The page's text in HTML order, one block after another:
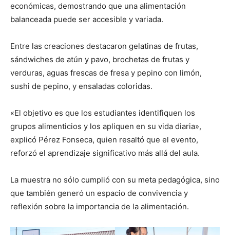
económicas, demostrando que una alimentación
balanceada puede ser accesible y variada.
Entre las creaciones destacaron gelatinas de frutas,
sándwiches de atún y pavo, brochetas de frutas y
verduras, aguas frescas de fresa y pepino con limón,
sushi de pepino, y ensaladas coloridas.
«El objetivo es que los estudiantes identifiquen los
grupos alimenticios y los apliquen en su vida diaria»,
explicó Pérez Fonseca, quien resaltó que el evento,
reforzó el aprendizaje significativo más allá del aula.
La muestra no sólo cumplió con su meta pedagógica, sino
que también generó un espacio de convivencia y
reflexión sobre la importancia de la alimentación.